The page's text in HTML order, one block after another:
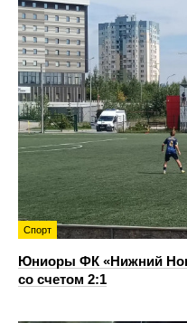
Спорт
Юниоры ФК «Нижний
со счетом 2:1